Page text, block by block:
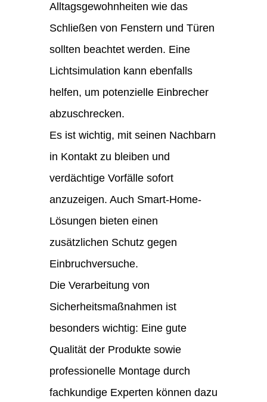
Alltagsgewohnheiten wie das
Schließen von Fenstern und Türen
sollten beachtet werden. Eine
Lichtsimulation kann ebenfalls
helfen, um potenzielle Einbrecher
abzuschrecken.
Es ist wichtig, mit seinen Nachbarn
in Kontakt zu bleiben und
verdächtige Vorfälle sofort
anzuzeigen. Auch Smart-Home-
Lösungen bieten einen
zusätzlichen Schutz gegen
Einbruchversuche.
Die Verarbeitung von
Sicherheitsmaßnahmen ist
besonders wichtig: Eine gute
Qualität der Produkte sowie
professionelle Montage durch
fachkundige Experten können dazu